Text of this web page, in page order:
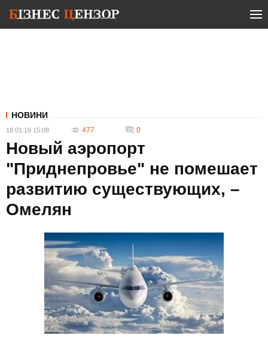
НОВИНИ
18.01.19 15:08 477 0
Новый аэропорт
"Приднепровье" не помешает
развитию существующих, –
Омелян